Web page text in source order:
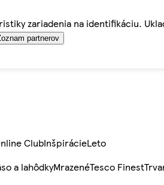
zariadenia na identifikáciu.
partnerov
ClubInšpirácieLeto
a lahôdkyMrazenéTesco Finest